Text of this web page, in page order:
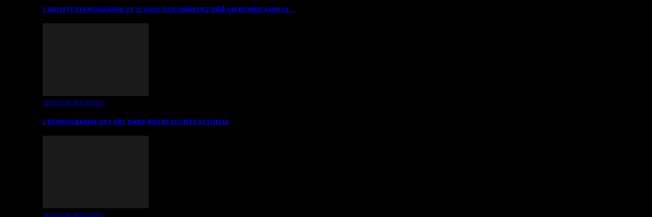
L’ARTISTE ETHNOGRAPHE: ET SI VOUS DOCUMENTIEZ DÉJÀ UN MONDE SANS LE…
TEXTES DE RÉFLEXION
L’ETHNOGRAPHIE DE L’ART DANS NOTRE SOCIÉTÉ ACTUELLE
TEXTES DE RÉFLEXION